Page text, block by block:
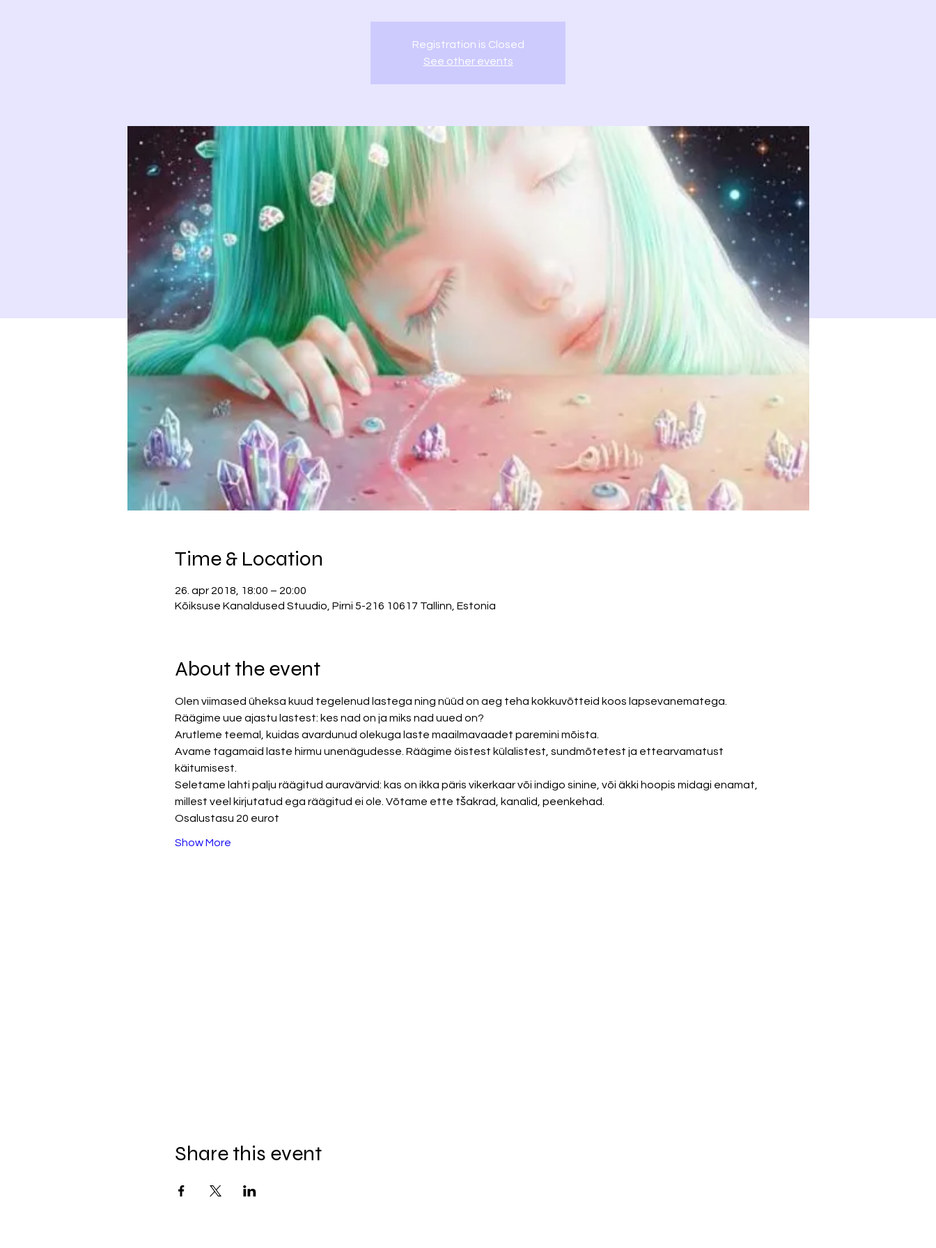
Registration is Closed
See other events
Time & Location
26. apr 2018, 18:00 – 20:00
Kõiksuse Kanaldused Stuudio, Pirni 5-216 10617 Tallinn, Estonia
About the event
Olen viimased üheksa kuud tegelenud lastega ning nüüd on aeg teha kokkuvõtteid koos lapsevanematega.
Räägime uue ajastu lastest: kes nad on ja miks nad uued on?
Arutleme teemal, kuidas avardunud olekuga laste maailmavaadet paremini mõista.
Avame tagamaid laste hirmu unenägudesse. Räägime öistest külalistest, sundmõtetest ja ettearvamatust
käitumisest.
Seletame lahti palju räägitud auravärvid: kas on ikka päris vikerkaar või indigo sinine, või äkki hoopis midagi enamat,
millest veel kirjutatud ega räägitud ei ole. Võtame ette tšakrad, kanalid, peenkehad.
Osalustasu 20 eurot
Show More
Share this event